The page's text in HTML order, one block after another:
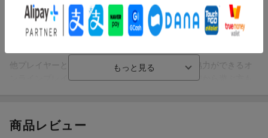
※画像はイメージです。
※特典は数に限りがあります。特典の有無は各店舗様にてご確認
ください。
で、あらかじめご了承ください。
ーネットの接続環境とNintendo Switch™ 2 版ではニンテンドーア
自分好みにカスタマイズした機体で、地上、空中に広がるフィー
ルドをシームレスに駆け巡る解放感。
多彩な兵装を駆使して敵を撃破していく爽快感が楽しめる。
他プレイヤーとストーリー、ボスバトルと多彩な協力ができるオ
ンラインプレイにも対応し、前作を遊んだ方も今作から遊ぶ方も
※本作のパッケージ版は「キーカード」です。
商品レビュー